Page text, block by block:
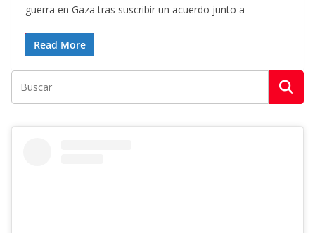
guerra en Gaza tras suscribir un acuerdo junto a
Read More